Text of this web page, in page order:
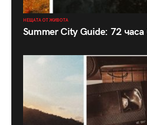
НЕЩАТА ОТ ЖИВОТА
Summer City Guide: 72